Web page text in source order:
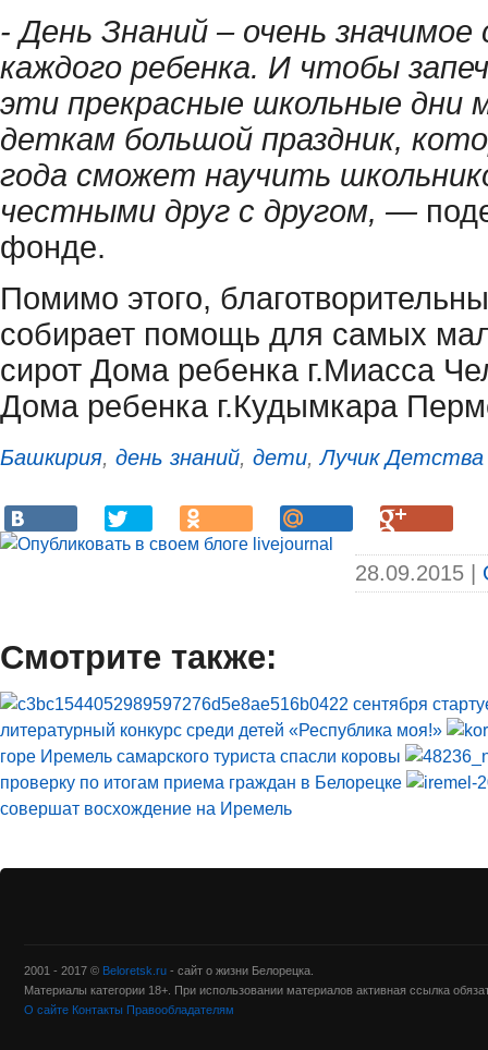
- День Знаний – очень
каждого ребенка. И чтобы
эти прекрасные школьные дни
деткам большой праздник,
года сможет научить
честными друг с другом, —
фонде.
Помимо этого,
собирает помощь для самых
сирот Дома ребенка г.Миасса
Дома ребенка г.Кудымкара
Башкирия, день знаний, дети,Лучик Детства
28.09.2015 |
Смотрите также:
22 сентября
литературный конкурс среди детей «Республика моя!»
горе Иремель самарского туриста спасли коровы
проверку по итогам приема граждан в Белорецке
совершат восхождение на Иремель
2001 - 2017 © Beloretsk.ru - сайт о жизни Белорецка.
Материалы категории 18+. При использовании материалов активная ссылка
О сайте Контакты Правообладателям